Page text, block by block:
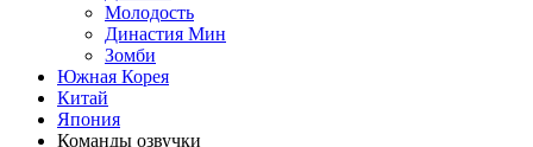
Молодость
Династия Мин
Зомби
Южная Корея
Китай
Япония
Команды озвучки